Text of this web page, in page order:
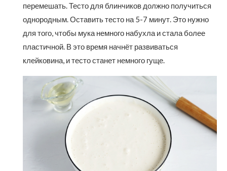
перемешать. Тесто для блинчиков должно получиться
однородным. Оставить тесто на 5-7 минут. Это нужно
для того, чтобы мука немного набухла и стала более
пластичной. В это время начнёт развиваться
клейковина, и тесто станет немного гуще.